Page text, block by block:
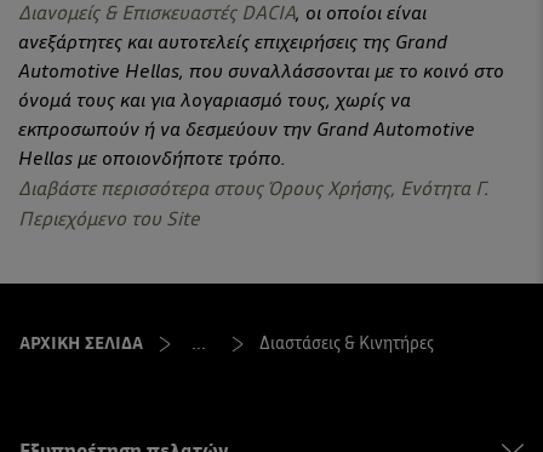
Διανομείς & Επισκευαστές DACIA, οι οποίοι είναι
ανεξάρτητες και αυτοτελείς επιχειρήσεις της Grand
Automotive Hellas, που συναλλάσσονται με το κοινό στο
όνομά τους και για λογαριασμό τους, χωρίς να
εκπροσωπούν ή να δεσμεύουν την Grand Automotive
Hellas με οποιονδήποτε τρόπο.
Διαβάστε περισσότερα στους Όρους Χρήσης, Ενότητα Γ.
Περιεχόμενο του Site